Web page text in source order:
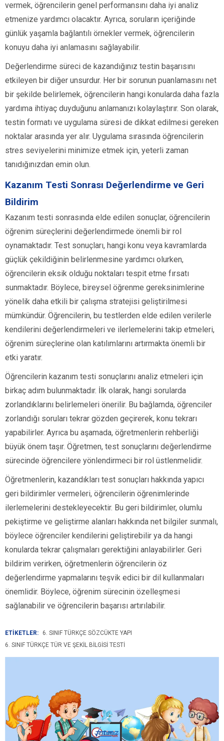
vermek, öğrencilerin genel performansını daha iyi analiz
etmenize yardımcı olacaktır. Ayrıca, soruların içeriğinde
günlük yaşamla bağlantılı örnekler vermek, öğrencilerin
konuyu daha iyi anlamasını sağlayabilir.
Değerlendirme süreci de kazandığınız testin başarısını
etkileyen bir diğer unsurdur. Her bir sorunun puanlamasını net
bir şekilde belirlemek, öğrencilerin hangi konularda daha fazla
yardıma ihtiyaç duyduğunu anlamanızı kolaylaştırır. Son olarak,
testin formatı ve uygulama süresi de dikkat edilmesi gereken
noktalar arasında yer alır. Uygulama sırasında öğrencilerin
stres seviyelerini minimize etmek için, yeterli zaman
tanıdığınızdan emin olun.
Kazanım Testi Sonrası Değerlendirme ve Geri
Bildirim
Kazanım testi sonrasında elde edilen sonuçlar, öğrencilerin
öğrenim süreçlerini değerlendirmede önemli bir rol
oynamaktadır. Test sonuçları, hangi konu veya kavramlarda
güçlük çekildiğinin belirlenmesine yardımcı olurken,
öğrencilerin eksik olduğu noktaları tespit etme fırsatı
sunmaktadır. Böylece, bireysel öğrenme gereksinimlerine
yönelik daha etkili bir çalışma stratejisi geliştirilmesi
mümkündür. Öğrencilerin, bu testlerden elde edilen verilerle
kendilerini değerlendirmeleri ve ilerlemelerini takip etmeleri,
öğrenim süreçlerine olan katılımlarını artırmakta önemli bir
etki yaratır.
Öğrencilerin kazanım testi sonuçlarını analiz etmeleri için
birkaç adım bulunmaktadır. İlk olarak, hangi sorularda
zorlandıklarını belirlemeleri önerilir. Bu bağlamda, öğrenciler
zorlandığı soruları tekrar gözden geçirerek, konu tekrarı
yapabilirler. Ayrıca bu aşamada, öğretmenlerin rehberliği
büyük önem taşır. Öğretmen, test sonuçlarını değerlendirme
sürecinde öğrencilere yönlendirmeci bir rol üstlenmelidir.
Öğretmenlerin, kazandıkları test sonuçları hakkında yapıcı
geri bildirimler vermeleri, öğrencilerin öğrenimlerinde
ilerlemelerini destekleyecektir. Bu geri bildirimler, olumlu
pekiştirme ve geliştirme alanları hakkında net bilgiler sunmalı,
böylece öğrenciler kendilerini geliştirebilir ya da hangi
konularda tekrar çalışmaları gerektiğini anlayabilirler. Geri
bildirim verirken, öğretmenlerin öğrencilerin öz
değerlendirme yapmalarını teşvik edici bir dil kullanmaları
önemlidir. Böylece, öğrenim sürecinin özelleşmesi
sağlanabilir ve öğrencilerin başarısı artırılabilir.
ETİKETLER:
6. SINIF TÜRKÇE SÖZCÜKTE YAPI
6. SINIF TÜRKÇE TÜR VE ŞEKIL BILGISI TESTI